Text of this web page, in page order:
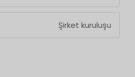
Şirket kuruluşu